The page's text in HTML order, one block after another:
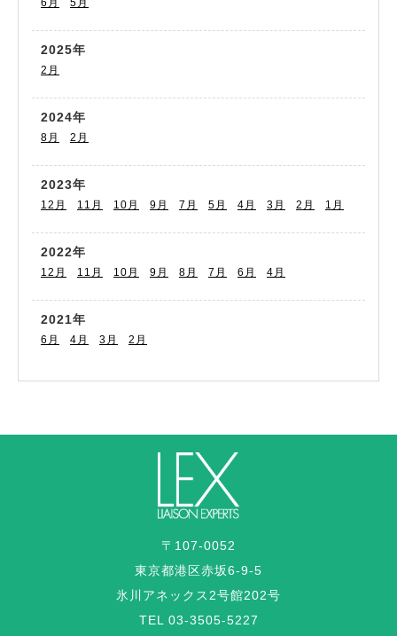
6月 5月
2025年
2月
2024年
8月 2月
2023年
12月 11月 10月 9月 7月 5月 4月 3月 2月 1月
2022年
12月 11月 10月 9月 8月 7月 6月 4月
2021年
6月 4月 3月 2月
〒107-0052
東京都港区赤坂6-9-5
氷川アネックス2号館202号
TEL 03-3505-5227